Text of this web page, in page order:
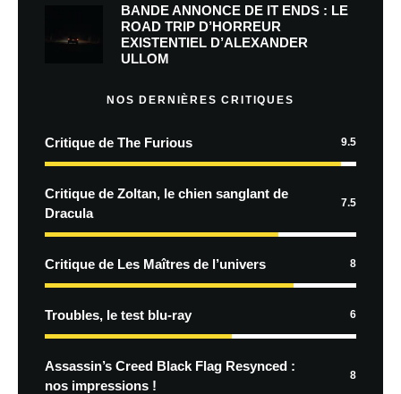
BANDE ANNONCE DE IT ENDS : LE
ROAD TRIP D’HORREUR
EXISTENTIEL D’ALEXANDER
ULLOM
NOS DERNIÈRES CRITIQUES
Critique de The Furious 9.5
Critique de Zoltan, le chien sanglant de
Dracula
7.5
Critique de Les Maîtres de l’univers 8
Troubles, le test blu-ray 6
Assassin’s Creed Black Flag Resynced :
nos impressions !
8